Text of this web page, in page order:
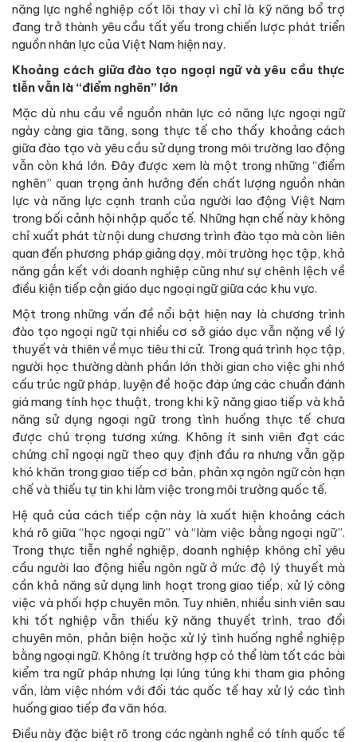
năng lực nghề nghiệp cốt lõi thay vì chỉ là kỹ năng bổ trợ
đang trở thành yêu cầu tất yếu trong chiến lược phát triển
nguồn nhân lực của Việt Nam hiện nay.
Khoảng cách giữa đào tạo ngoại ngữ và yêu cầu thực
tiễn vẫn là “điểm nghẽn” lớn
Mặc dù nhu cầu về nguồn nhân lực có năng lực ngoại ngữ
ngày càng gia tăng, song thực tế cho thấy khoảng cách
giữa đào tạo và yêu cầu sử dụng trong môi trường lao động
vẫn còn khá lớn. Đây được xem là một trong những “điểm
nghẽn” quan trọng ảnh hưởng đến chất lượng nguồn nhân
lực và năng lực cạnh tranh của người lao động Việt Nam
trong bối cảnh hội nhập quốc tế. Những hạn chế này không
chỉ xuất phát từ nội dung chương trình đào tạo mà còn liên
quan đến phương pháp giảng dạy, môi trường học tập, khả
năng gắn kết với doanh nghiệp cũng như sự chênh lệch về
điều kiện tiếp cận giáo dục ngoại ngữ giữa các khu vực.
Một trong những vấn đề nổi bật hiện nay là chương trình
đào tạo ngoại ngữ tại nhiều cơ sở giáo dục vẫn nặng về lý
thuyết và thiên về mục tiêu thi cử. Trong quá trình học tập,
người học thường dành phần lớn thời gian cho việc ghi nhớ
cấu trúc ngữ pháp, luyện đề hoặc đáp ứng các chuẩn đánh
giá mang tính học thuật, trong khi kỹ năng giao tiếp và khả
năng sử dụng ngoại ngữ trong tình huống thực tế chưa
được chú trọng tương xứng. Không ít sinh viên đạt các
chứng chỉ ngoại ngữ theo quy định đầu ra nhưng vẫn gặp
khó khăn trong giao tiếp cơ bản, phản xạ ngôn ngữ còn hạn
chế và thiếu tự tin khi làm việc trong môi trường quốc tế.
Hệ quả của cách tiếp cận này là xuất hiện khoảng cách
khá rõ giữa “học ngoại ngữ” và “làm việc bằng ngoại ngữ”.
Trong thực tiễn nghề nghiệp, doanh nghiệp không chỉ yêu
cầu người lao động hiểu ngôn ngữ ở mức độ lý thuyết mà
cần khả năng sử dụng linh hoạt trong giao tiếp, xử lý công
việc và phối hợp chuyên môn. Tuy nhiên, nhiều sinh viên sau
khi tốt nghiệp vẫn thiếu kỹ năng thuyết trình, trao đổi
chuyên môn, phản biện hoặc xử lý tình huống nghề nghiệp
bằng ngoại ngữ. Không ít trường hợp có thể làm tốt các bài
kiểm tra ngữ pháp nhưng lại lúng túng khi tham gia phỏng
vấn, làm việc nhóm với đối tác quốc tế hay xử lý các tình
huống giao tiếp đa văn hóa.
Điều này đặc biệt rõ trong các ngành nghề có tính quốc tế